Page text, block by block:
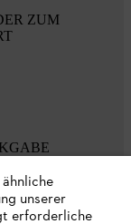
ZUM
unserer
erforderliche